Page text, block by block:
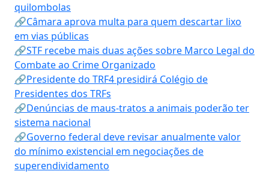
quilombolas
🔗Câmara aprova multa para quem descartar lixo
em vias públicas
🔗STF recebe mais duas ações sobre Marco Legal do
Combate ao Crime Organizado
🔗Presidente do TRF4 presidirá Colégio de
Presidentes dos TRFs
🔗Denúncias de maus-tratos a animais poderão ter
sistema nacional
🔗Governo federal deve revisar anualmente valor
do mínimo existencial em negociações de
superendividamento